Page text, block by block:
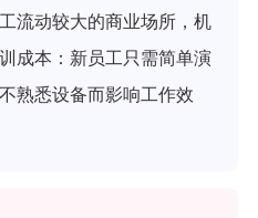
流动较大的商业场所，机
成本：新员工只需简单演
熟悉设备而影响工作效